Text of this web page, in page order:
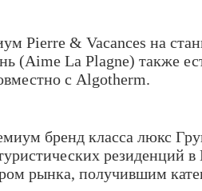
Pierre & Vacances на
(Aime La Plagne) также
с Algotherm.
бренд класса люкс
резиденций
рынка, получившим